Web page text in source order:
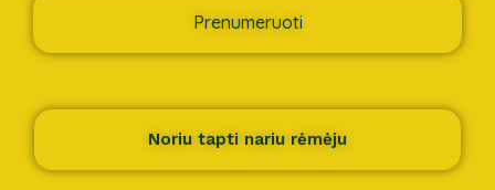
Prenumeruoti
Noriu tapti nariu rėmėju